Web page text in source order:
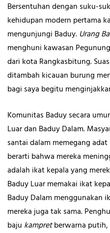
Bersentuhan dengan suku-
kehidupan modern pertama
mengunjungi Baduy. Urang
menghuni kawasan
dari kota Rangkasbitung.
ditambah kicauan burung
bagi saya begitu
Komunitas Baduy secara
Luar dan Baduy Dalam.
santai dalam memegang
berarti bahwa mereka
adalah ikat kepala yang
Baduy Luar memakai ikat
Baduy Dalam menggunakan
mereka juga tak sama.
baju kampretberwarna